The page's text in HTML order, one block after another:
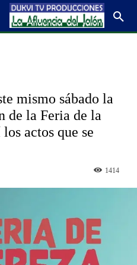
mismo sábado la
de la Feria de la
actos que se
1414